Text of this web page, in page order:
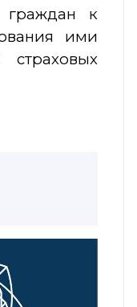
граждан к
ими
страховых